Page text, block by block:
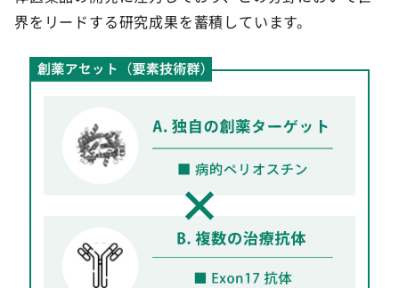
界をリードする研究成果を蓄積しています。